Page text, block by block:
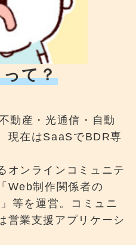
て？
動産・光通信・自動
現在はSaaSでBDR専
オンラインコミュニテ
Web制作関係者の
等を運営。コミュニ
営業支援アプリケーシ